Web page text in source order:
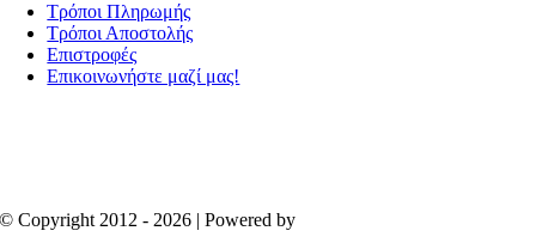
Τρόποι Πληρωμής
Τρόποι Αποστολής
Επιστροφές
Επικοινωνήστε μαζί μας!
© Copyright 2012 - 2026 | Powered by